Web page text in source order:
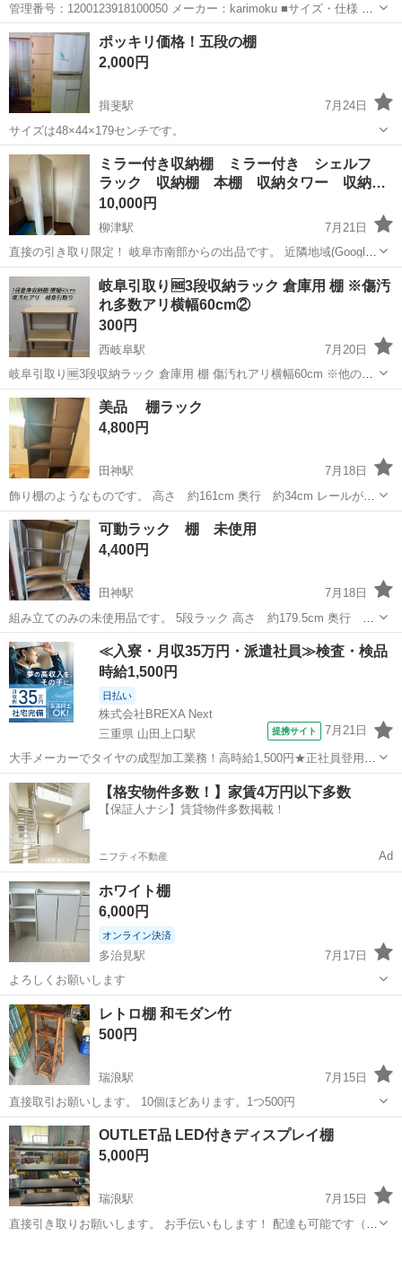
管理番号：1200123918100050 メーカー：karimoku ■サイズ・仕様 サ
イズ：幅 57×奥行29×高さ 53 (cm) 状態のランク：USED:C ※傷、汚
岐阜 土岐市 土岐市駅 収納家具 個人
ポッキリ価格！五段の棚
2,000円
揖斐駅
7月24日
サイズは48×44×179センチです。
岐阜 揖斐郡 揖斐駅 収納家具
ミラー付き収納棚 ミラー付き シェルフ
ラック 収納棚 本棚 収納タワー 収納…
10,000円
柳津駅
7月21日
直接の引き取り限定！ 岐阜市南部からの出品です。 近隣地域(Google
マップで30km圏内)なら、当方による有償配送も可能です。 事前にコ
メントからお問い合わせください。 ※ミラーが付いているため、家財
おまかせ便では荷受...
岐阜 岐阜市 柳津駅 収納家具 ミラー
岐阜引取り🆓3段収納ラック 倉庫用 棚 ※傷汚
れ多数アリ横幅60cm②
300円
西岐阜駅
7月20日
岐阜引取り🆓3段収納ラック 倉庫用 棚 傷汚れアリ横幅60cm ※他の商
品と一緒にお取引していただけると助かります。気になっている商品
ありましたらご連絡ください！ 商品は写真の本体のみになります。 傷
汚れ多数あります。ご...
岐阜 岐阜市 西岐阜駅 収納家具
美品 棚ラック
4,800円
田神駅
7月18日
飾り棚のようなものです。 高さ 約161cm 奥行 約34cm レールがあ
るため有効幅は31cm 横 約80cm 素人の採寸ですので誤差が生じる
可能性あります。 配送希望の方は、日曜のみ（➕1100円） お近くの
方...
岐阜 岐阜市 田神駅 収納家具 飾り棚
可動ラック 棚 未使用
4,400円
田神駅
7月18日
組み立てのみの未使用品です。 5段ラック 高さ 約179.5cm 奥行 約
39.5cm 横 約89cm 素人の採寸ですので、誤差が生じる可能性ありま
す。 基本取りに来ていただきたいです。 乗せるまではお手伝い出来る
かと思...
岐阜 岐阜市 田神駅 収納家具 ラック
≪入寮・月収35万円・派遣社員≫検査・検品
時給1,500円
日払い
株式会社BREXA Next
三重県 山田上口駅
提携サイト 7月21日
大手メーカーでタイヤの成型加工業務！高時給1,500円★正社員登用制
度あり！ワンルーム寮完備！マイカー通勤OK！無料駐車場あり！《三
重県伊勢市》 人気の工場のお仕事 ◇タイヤの製造◇ トラック・バ
ス・RV車用を中心とした...
三重 伊勢市 山田上口駅 その他
【格安物件多数！】家賃4万円以下多数
【保証人ナシ】賃貸物件多数掲載！
ニフティ不動産 Ad
ホワイト棚
6,000円
オンライン決済
多治見駅
7月17日
よろしくお願いします
岐阜 多治見市 多治見駅 収納家具
レトロ棚 和モダン竹
500円
瑞浪駅
7月15日
直接取引お願いします。 10個ほどあります。1つ500円
岐阜 土岐市 瑞浪駅 収納家具
OUTLET品 LED付きディスプレイ棚
5,000円
瑞浪駅
7月15日
直接引き取りお願いします。 お手伝いもします！ 配達も可能です（要